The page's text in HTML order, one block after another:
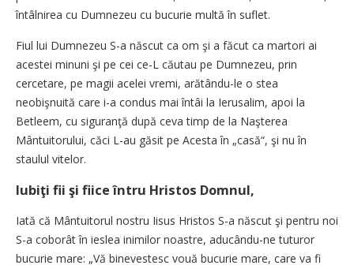
întâlnirea cu Dumnezeu cu bucurie multă în suflet.
Fiul lui Dumnezeu S-a născut ca om şi a făcut ca martori ai
acestei minuni şi pe cei ce-L căutau pe Dumnezeu, prin
cercetare, pe magii acelei vremi, arătându-le o stea
neobişnuită care i-a condus mai întâi la Ierusalim, apoi la
Betleem, cu siguranţă după ceva timp de la Naşterea
Mântuitorului, căci L-au găsit pe Acesta în „casă“, şi nu în
staulul vitelor.
Iubiţi fii şi fiice întru Hristos Domnul,
Iată că Mântuitorul nostru Iisus Hristos S-a născut şi pentru noi
S-a coborât în ieslea inimilor noastre, aducându-ne tuturor
bucurie mare: „Vă binevestesc vouă bucurie mare, care va fi